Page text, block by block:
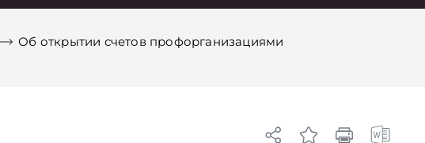
Об открытии счетов профорганизациями